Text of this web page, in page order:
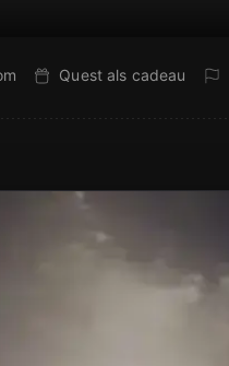
Quest als cadeau